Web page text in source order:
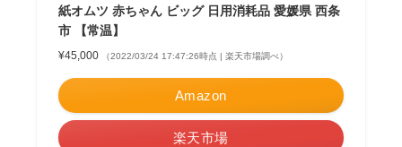
紙オムツ 赤ちゃん ビッグ 日用消耗品 愛媛県 西条
市 【常温】
¥45,000 （2022/03/24 17:47:26時点 | 楽天市場調べ）
Amazon
楽天市場